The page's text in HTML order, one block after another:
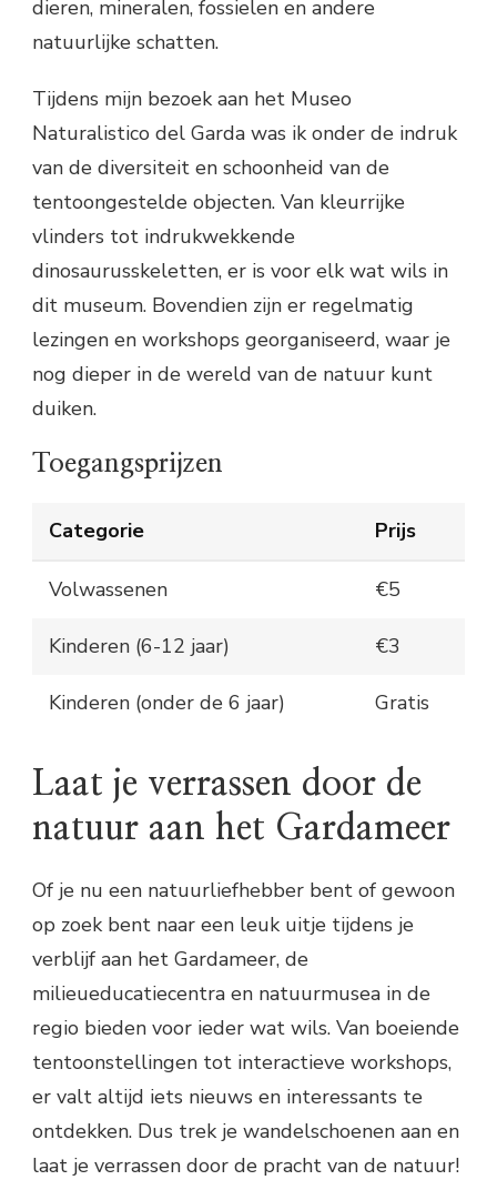
dieren, mineralen, fossielen en andere
natuurlijke schatten.
Tijdens mijn bezoek aan het Museo
Naturalistico del Garda was ik onder de indruk
van de diversiteit en schoonheid van de
tentoongestelde objecten. Van kleurrijke
vlinders tot indrukwekkende
dinosaurusskeletten, er is voor elk wat wils in
dit museum. Bovendien zijn er regelmatig
lezingen en workshops georganiseerd, waar je
nog dieper in de wereld van de natuur kunt
duiken.
Toegangsprijzen
Categorie Prijs
Volwassenen €5
Kinderen (6-12 jaar) €3
Kinderen (onder de 6 jaar) Gratis
Laat je verrassen door de
natuur aan het Gardameer
Of je nu een natuurliefhebber bent of gewoon
op zoek bent naar een leuk uitje tijdens je
verblijf aan het Gardameer, de
milieueducatiecentra en natuurmusea in de
regio bieden voor ieder wat wils. Van boeiende
tentoonstellingen tot interactieve workshops,
er valt altijd iets nieuws en interessants te
ontdekken. Dus trek je wandelschoenen aan en
laat je verrassen door de pracht van de natuur!